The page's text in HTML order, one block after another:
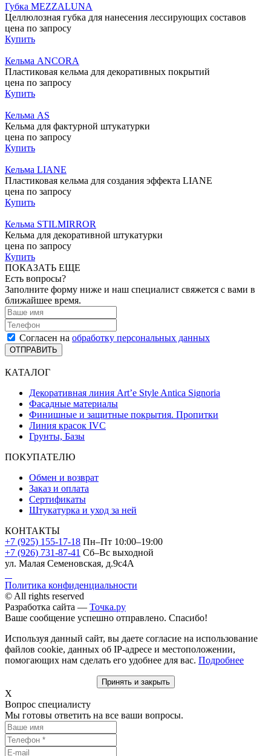
Губка MEZZALUNA
Целлюлозная губка для нанесения лессирующих составов
цена по запросу
Купить
Кельма ANCORA
Пластиковая кельма для декоративных покрытий
цена по запросу
Купить
Кельма AS
Кельма для фактурной штукатурки
цена по запросу
Купить
Кельма LIANE
Пластиковая кельма для создания эффекта LIANE
цена по запросу
Купить
Кельма STILMIRROR
Кельма для декоративной штукатурки
цена по запросу
Купить
ПОКАЗАТЬ ЕЩЕ
Есть вопросы?
Заполните форму ниже и наш специалист свяжется с вами в
ближайшее время.
Согласен на обработку персональных данных
ОТПРАВИТЬ
КАТАЛОГ
Декоративная линия Art’e Style Antica Signoria
Фасадные материалы
Финишные и защитные покрытия. Пропитки
Линия красок IVC
Грунты, Базы
ПОКУПАТЕЛЮ
Обмен и возврат
Заказ и оплата
Сертификаты
Штукатурка и уход за ней
КОНТАКТЫ
+7 (925) 155-17-18 Пн–Пт 10:00–19:00
+7 (926) 731-87-41 Сб–Вс выходной
ул. Малая Семеновская, д.9с4А
Политика конфиденциальности
© All rights reserved
Разработка сайта — Точка.ру
Ваше сообщение успешно отправлено. Спасибо!
Используя данный сайт, вы даете согласие на использование
файлов cookie, данных об IP-адресе и местоположении,
помогающих нам сделать его удобнее для вас. Подробнее
Принять и закрыть
X
Вопрос специалисту
Мы готовы ответить на все ваши вопросы.